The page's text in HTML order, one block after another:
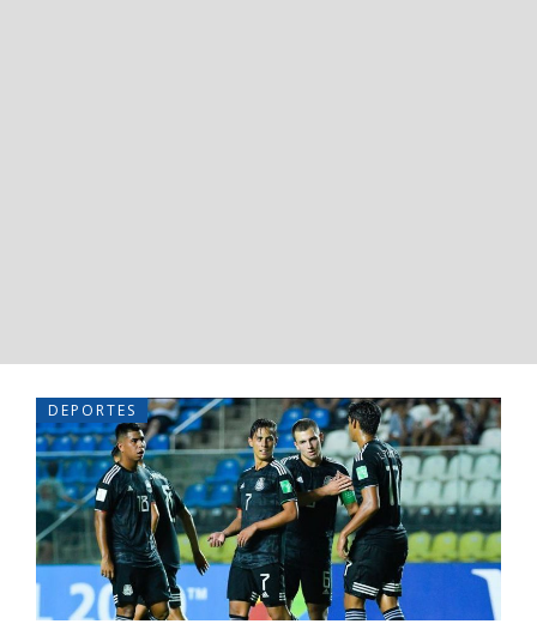
DEPORTES